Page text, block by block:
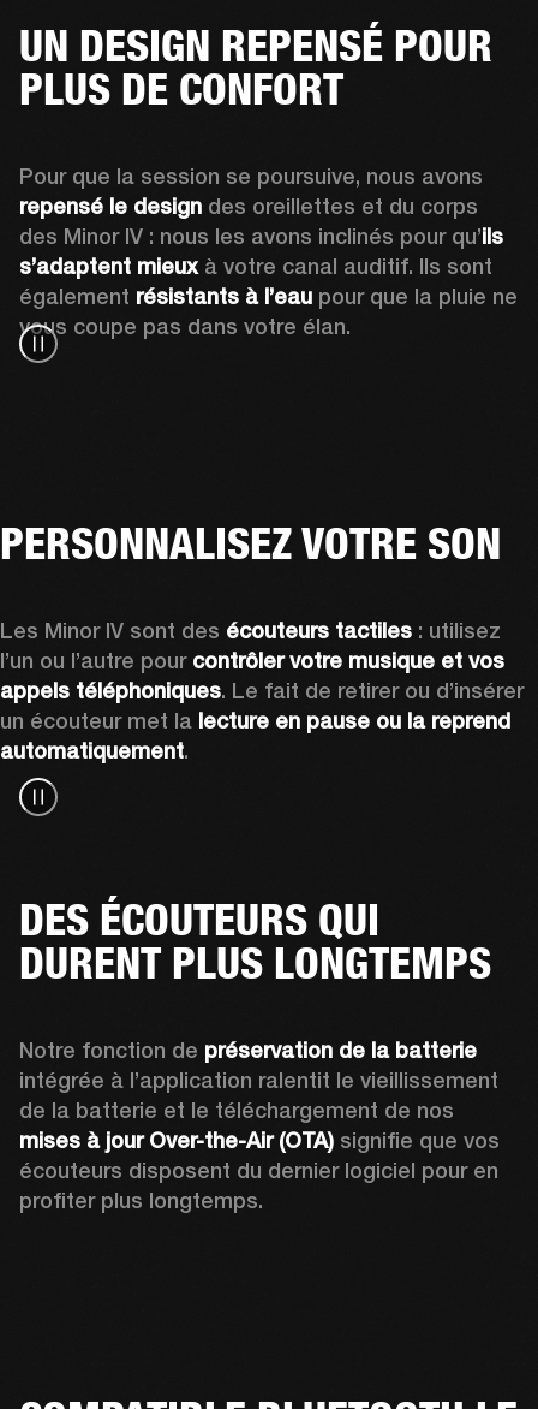
UN DESIGN REPENSÉ POUR
PLUS DE CONFORT
repensé le design des oreillettes et du corps
des Minor IV : nous les avons inclinés pour qu’ils
s’adaptent mieux à votre canal auditif. Ils sont
également résistants à l’eau pour que la pluie ne
vous coupe pas dans votre élan.
PERSONNALISEZ VOTRE SON
Les Minor IV sont des écouteurs tactiles : utilisez
l’un ou l’autre pour contrôler votre musique et vos
appels téléphoniques. Le fait de retirer ou d’insérer
un écouteur met la lecture en pause ou la reprend
automatiquement.
DES ÉCOUTEURS QUI
DURENT PLUS LONGTEMPS
Notre fonction de préservation de la batterie
intégrée à l’application ralentit le vieillissement
de la batterie et l
mises à jour Over-the-Air (OTA) signifie que vos
écouteurs disposent du dernier logiciel pour en
profiter plus longtemps.